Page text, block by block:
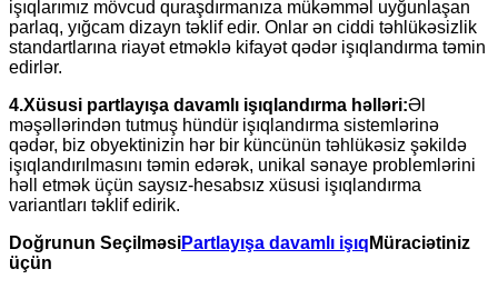
işıqlarımız mövcud quraşdırmanıza mükəmməl uyğunlaşan
parlaq, yığcam dizayn təklif edir. Onlar ən ciddi təhlükəsizlik
standartlarına riayət etməklə kifayət qədər işıqlandırma təmin
edirlər.
4.Xüsusi partlayışa davamlı işıqlandırma həlləri:Əl
məşəllərindən tutmuş hündür işıqlandırma sistemlərinə
qədər, biz obyektinizin hər bir küncünün təhlükəsiz şəkildə
işıqlandırılmasını təmin edərək, unikal sənaye problemlərini
həll etmək üçün saysız-hesabsız xüsusi işıqlandırma
variantları təklif edirik.
Doğrunun SeçilməsiPartlayışa davamlı işıq Müraciətiniz
üçün